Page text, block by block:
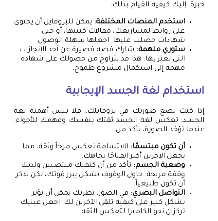
خبرة. إليك كيفية القيام بذلك:
استخدم المنصات المختلفة: يمكن للبروفايل أن يحتوي
على روابط لمشاريعك، مقالات كتبتها، أو حتى
شهادات حصلت عليها. اجعلها سهلة الوصول.
ستوري ملهمة: شارك قصة قصيرة عن أحد الإنجازات
التي تعتز بها. هذا قد يتراوح من حصولك على شهادة
مهمة إلى استكمال مشروع طموح.
استخدام لغة الجسد الإيجابية
إذا كنت تضع صورتك في بروفايلك، فلا تنس أهمية لغة
الجسد. تعكس لغة الجسد ثقتك بنفسك وفهمك للأجواء.
عندما تؤخذ الصورة، تأكد من:
أن تكون مبتسمًا: الابتسامة تعكس مرحاً وثقة، مما
يجعل الآخرين أكثر انفتاحًا تجاهك.
وضعية الجسم: تأكد من أن كتفيك منتصبين ولديك
وقفة مريحة. حاول الوقوف بشكل يبرز قوتك، لكن تذكر
أن تكون طبيعياً.
التواصل البصري: في الصور، نظرتك يمكن أن تؤثر
بشكل كبير على كيفية تلقي الآخرين لك. اجعل عينيك
تركزان نحو الكاميرا لتعكس الثقة.